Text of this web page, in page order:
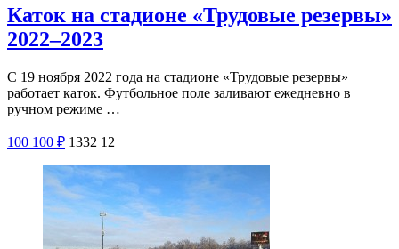
Каток на стадионе «Трудовые резервы»
2022–2023
С 19 ноября 2022 года на стадионе «Трудовые резервы»
работает каток. Футбольное поле заливают ежедневно в
ручном режиме …
100 100 ₽ 1332 12